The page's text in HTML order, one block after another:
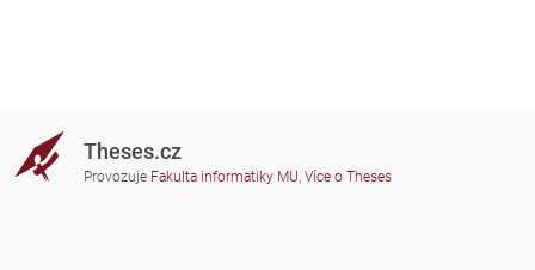
Theses.cz
Provozuje Fakulta informatiky MU, Více o Theses